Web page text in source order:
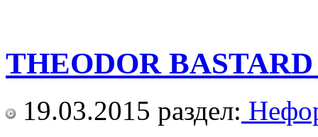
THEODOR BASTARD
19.03.2015 раздел: